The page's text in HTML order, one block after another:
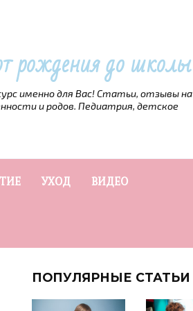
рождения до школы
именно для Вас! Статьи, отзывы на
и родов. Педиатрия, детское
УХОД ВИДЕО
ПОПУЛЯРНЫЕ СТАТЬИ